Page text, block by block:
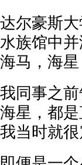
达尔豪斯
水族馆中
海马，海
我同事之
海星，都
我当时就